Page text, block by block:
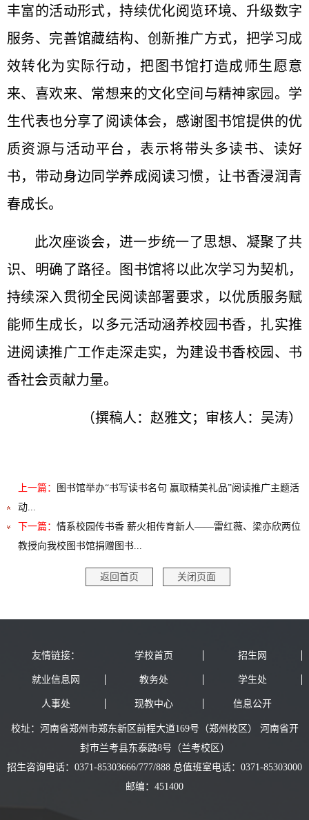
丰富的活动形式，持续优化阅览环境、升级数字
服务、完善馆藏结构、创新推广方式，把学习成
效转化为实际行动，把图书馆打造成师生愿意
来、喜欢来、常想来的文化空间与精神家园。学
生代表也分享了阅读体会，感谢图书馆提供的优
质资源与活动平台，表示将带头多读书、读好
书，带动身边同学养成阅读习惯，让书香浸润青
春成长。
此次座谈会，进一步统一了思想、凝聚了共
识、明确了路径。图书馆将以此次学习为契机，
持续深入贯彻全民阅读部署要求，以优质服务赋
能师生成长，以多元活动涵养校园书香，扎实推
进阅读推广工作走深走实，为建设书香校园、书
香社会贡献力量。
（撰稿人：赵雅文；审核人：吴涛）
上一篇：
图书馆举办“书写读书名句 赢取精美礼品”阅读推广主题活
动...
下一篇： 情系校园传书香 薪火相传育新人——雷红薇、梁亦欣两位
教授向我校图书馆捐赠图书...
返回首页 关闭页面
友情链接： 学校首页 招生网
就业信息网 教务处 学生处
人事处 现教中心 信息公开
校址：河南省郑州市郑东新区前程大道169号（郑州校区） 河南省开
封市兰考县东泰路8号（兰考校区）
招生咨询电话：0371-85303666/777/888 总值班室电话：0371-85303000
邮编：451400